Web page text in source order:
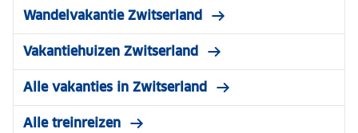
Wandelvakantie Zwitserland
Vakantiehuizen Zwitserland
Alle vakanties in Zwitserland
Alle treinreizen